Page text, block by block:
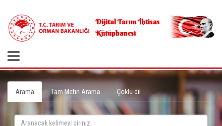
Dijital Tarım İhtisas
Kütüphanesi
Arama Tam Metin Arama Çoklu dil